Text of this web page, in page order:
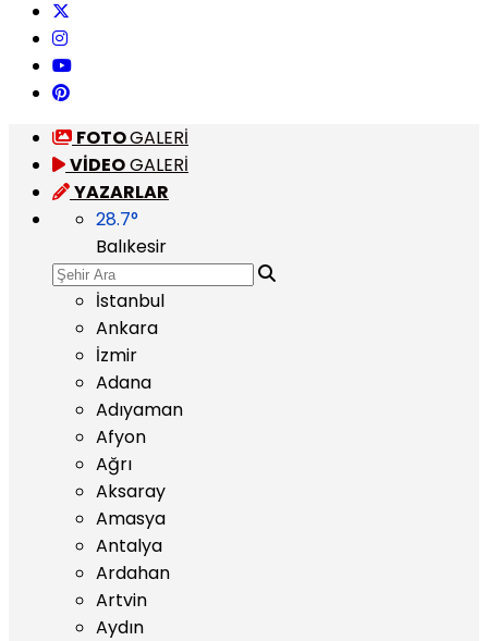
FOTOGALERİ
VİDEOGALERİ
YAZARLAR
28.7°
Balıkesir
İstanbul
Ankara
İzmir
Adana
Adıyaman
Afyon
Ağrı
Aksaray
Amasya
Antalya
Ardahan
Artvin
Aydın